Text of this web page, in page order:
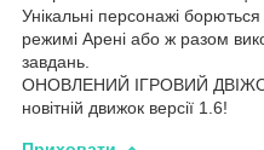
Унікальні персонажі
режимі Арені або ж разом
завдань.
ОНОВЛЕНИЙ ІГРОВИЙ
новітній движок версії 1.6!